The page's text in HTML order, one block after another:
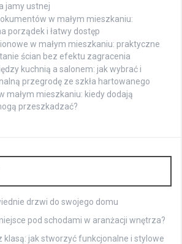
jamy ustnej
w małym mieszkaniu:
porządek i łatwy dostęp
w małym mieszkaniu: praktyczne
ścian bez efektu zagracenia
kuchnią a salonem: jak wybrać i
przegrodę ze szkła hartowanego
małym mieszkaniu: kiedy dodają
przeszkadzać?
drzwi do swojego domu
pod schodami w aranżacji wnętrza?
klasą: jak stworzyć funkcjonalne i stylowe